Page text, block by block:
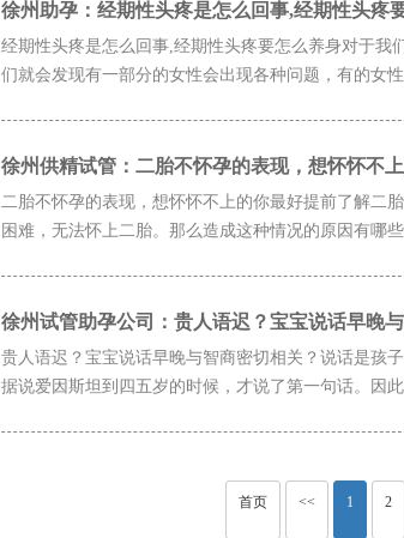
徐州助孕：经期性头疼是怎么回事,经期性头疼
经期性头疼是怎么回事,经期性头疼要怎么养身对于
们就会发现有一部分的女性会出现各种问题，有的女
徐州供精试管：二胎不怀孕的表现，想怀怀不
二胎不怀孕的表现，想怀怀不上的你最好提前了解二
困难，无法怀上二胎。那么造成这种情况的原因有哪
徐州试管助孕公司：贵人语迟？宝宝说话早晚
贵人语迟？宝宝说话早晚与智商密切相关？说话是孩
据说爱因斯坦到四五岁的时候，才说了第一句话。因
首页 << 1 2